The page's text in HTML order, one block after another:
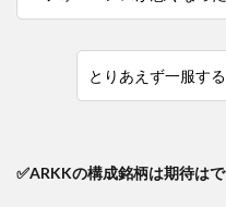
とりあえず一服す
✅ARKKの構成銘柄は期待は